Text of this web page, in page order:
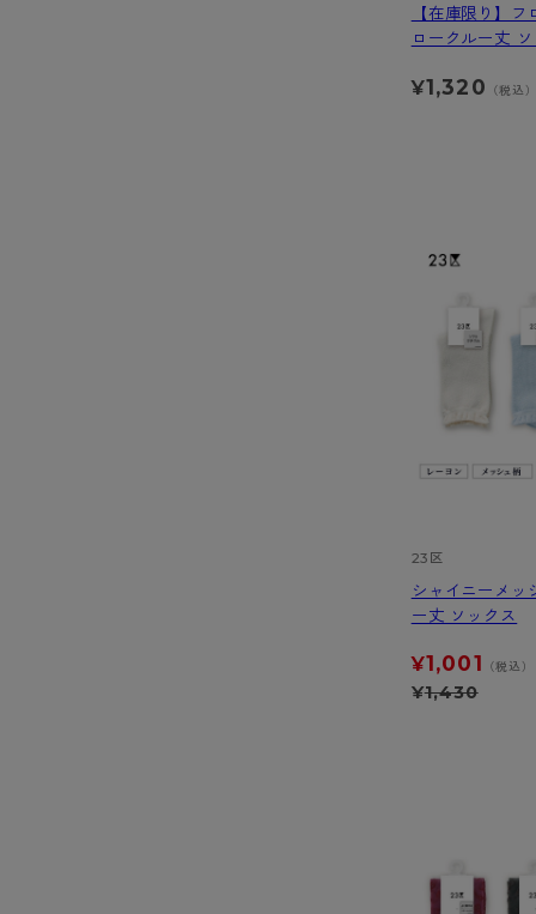
【在庫限り】
ロークルー丈
¥1,320 （税込
23区
シャイニーメッ
ー丈 ソックス
¥1,001 （税込）
¥1,430